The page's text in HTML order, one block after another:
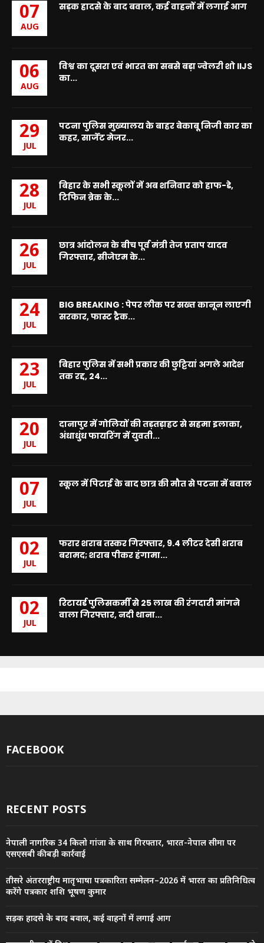
07
AUG
सड़क हादसे के बाद बवाल, कई वाहनों में लगाई आग
06
AUG
विश्व का दूसरा एवं भारत का सबसे बड़ा ज्वेलरी शो IIJS
का...
29
JUL
पटना पुलिस मुख्यालय के बाहर बेकाबू निजी कार का
कहर, सार्जेंट मेजर...
28
JUL
बिहार के सभी स्कूलों में अब शनिवार को हाफ-डे,
टिफिन ब्रेक के...
26
JUL
छात्र आंदोलन के बीच पूर्व मंत्री तेज प्रताप यादव
गिरफ्तार, सीजेएम के...
24
JUL
BIG BREAKING : पेपर लीक पर सख्त कानून लाएगी
सरकार, फास्ट ट्रैक...
23
JUL
बिहार पुलिस में सभी प्रकार की छुट्टियां अगले आदेश
तक रद्द, 24...
20
JUL
दानापुर में गोलियों की तड़तड़ाहट से सहमा इलाका,
अंधाधुंध फायरिंग में युवती...
07
JUL
स्कूल में पिटाई के बाद छात्र की मौत से पटना में बवाल
02
JUL
फरार शराब तस्कर गिरफ्तार, 9.4 लीटर देसी शराब
बरामद; शराब पीकर हंगामा...
02
JUL
रिटायर्ड पुलिसकर्मी से 25 लाख की रंगदारी मांगने
वाला गिरफ्तार, नदी थाना...
FACEBOOK
RECENT POSTS
नेपाली नागरिक 34 किलो गांजा के साथ गिरफ्तार, भारत-नेपाल सीमा पर
एसएसबी की बड़ी कार्रवाई
तीसरे अंतरराष्ट्रीय मातृभाषा पत्रकारिता सम्मेलन–2026 में भारत का प्रतिनिधित्व
करेंगे पत्रकार शशि भूषण कुमार
सड़क हादसे के बाद बवाल, कई वाहनों में लगाई आग